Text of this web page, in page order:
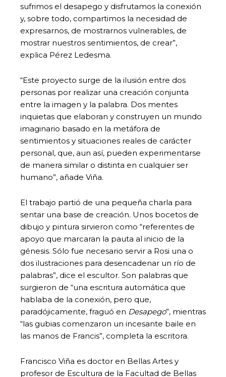
sufrimos el desapego y disfrutamos la conexión
y, sobre todo, compartimos la necesidad de
expresarnos, de mostrarnos vulnerables, de
mostrar nuestros sentimientos, de crear”,
explica Pérez Ledesma.
“Este proyecto surge de la ilusión entre dos
personas por realizar una creación conjunta
entre la imagen y la palabra. Dos mentes
inquietas que elaboran y construyen un mundo
imaginario basado en la metáfora de
sentimientos y situaciones reales de carácter
personal, que, aun así, pueden experimentarse
de manera similar o distinta en cualquier ser
humano”, añade Viña.
El trabajo partió de una pequeña charla para
sentar una base de creación. Unos bocetos de
dibujo y pintura sirvieron como “referentes de
apoyo que marcaran la pauta al inicio de la
génesis. Sólo fue necesario servir a Rosi una o
dos ilustraciones para desencadenar un río de
palabras”, dice el escultor. Son palabras que
surgieron de “una escritura automática que
hablaba de la conexión, pero que,
paradójicamente, fraguó en Desapego”, mientras
“las gubias comenzaron un incesante baile en
las manos de Francis”, completa la escritora.
Francisco Viña es doctor en Bellas Artes y
profesor de Escultura de la Facultad de Bellas